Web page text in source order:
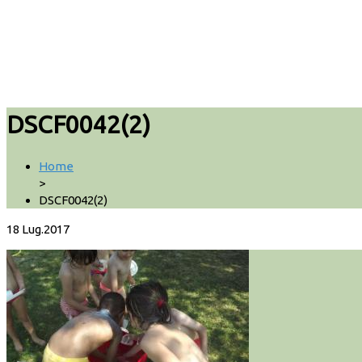
DSCF0042(2)
Home
>
DSCF0042(2)
18 Lug.2017